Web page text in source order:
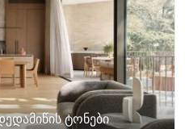
ტონები